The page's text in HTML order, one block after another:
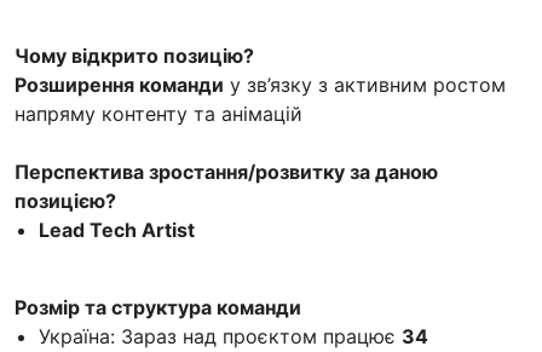
Чому відкрито позицію?
Розширення команди у зв’язку з активним ростом
напряму контенту та анімацій
Перспектива зростання/розвитку за даною
позицією?
Lead Tech Artist
Розмір та структура команди
Україна: Зараз над проєктом працює 34